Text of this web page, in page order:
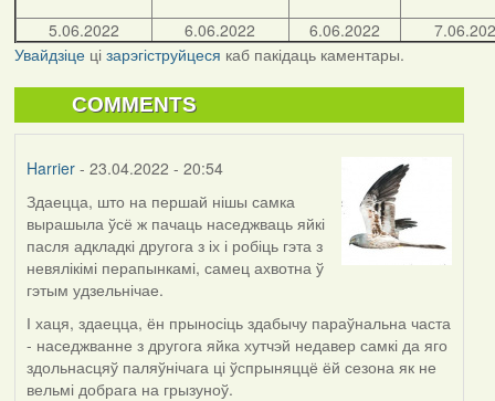
5.06.2022 6.06.2022 6.06.2022
Увайдзіцеці зарэгіструйцеся каб пакідаць каментары.
COMMENTS
Harrier- 23.04.2022 - 20:54
Здаецца, што на першай нішы самка
вырашыла ўсё ж пачаць наседжваць яйкі
пасля адкладкі другога з іх і робіць гэта з
невялікімі перапынкамі, самец ахвотна ў
гэтым удзельнічае.
І хаця, здаецца, ён прыносіць здабычу параўнальна часта
- наседжванне з другога яйка хутчэй недавер самкі да яго
здольнасцяў паляўнічага ці ўспрыняццё ёй сезона як не
вельмі добрага на грызуноў.